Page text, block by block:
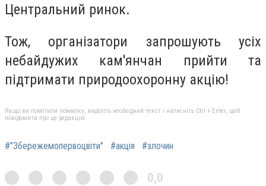
Центральний ринок.
Тож, організатори запрошують усіх
небайдужих кам'янчан прийти та
підтримати природоохоронну акцію!
Якщо ви помітили помилку, виділіть необхідний текст і натисніть Ctrl + Enter, щоб
повідомити про це редакцію
#"Збережемопервоцвіти" #акція #злочин
0,0